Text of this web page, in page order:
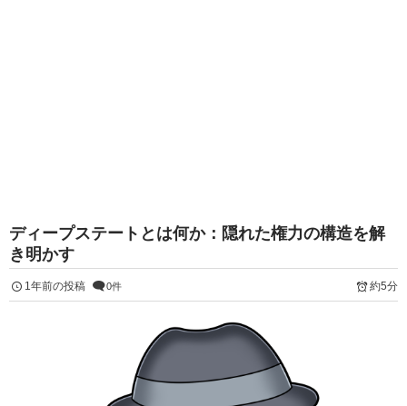
ディープステートとは何か：隠れた権力の構造を解
き明かす
1年前の投稿 0件 約5分